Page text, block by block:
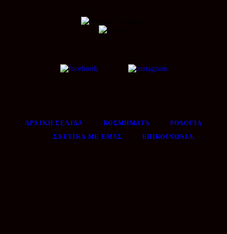
ΑΡΧΙΚΉ ΣΕΛΊΔΑ ΚΟΣΜΉΜΑΤΑ
ΡΟΛΌΓΙΑ
ΣΧΕΤΙΚΆ ΜΕ ΕΜΆΣ
ΕΠΙΚΟΙΝΩΝΊΑ